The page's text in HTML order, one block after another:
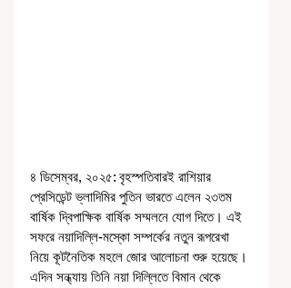
৪ ডিসেম্বর, ২০২৫: বৃহস্পতিবারই রাশিয়ার
প্রেসিডেন্ট ভ্লাদিমির পুতিন ভারতে এলেন ২৩তম
বার্ষিক দ্বিপাক্ষিক বার্ষিক সম্মলনে যোগ দিতে। এই
সফরে নয়াদিল্লি-মস্কো সম্পর্কের নতুন রূপরেখা
নিয়ে কূটনৈতিক মহলে জোর আলোচনা শুরু হয়েছে।
এদিন সন্ধ্যায় তিনি নয়া দিল্লিতে বিমান থেকে